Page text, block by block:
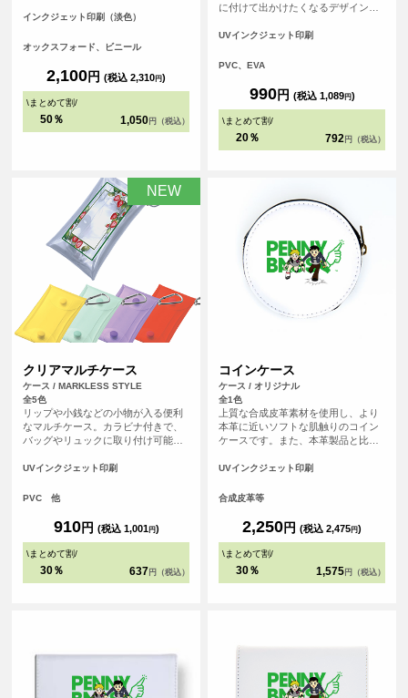
っておくこともできちゃいます。う
に！
インクジェット印刷（淡色）
オックスフォード、ビニール
2,100円 (税込 2,310円)
\まとめて割/
50％ 1,050 円（税込）
に付けて出かけたくなるデザインで
で推し活を楽しもう。表面はクリア
て、裏面にオリジナルデザインをプ
UVインクジェット印刷
PVC、EVA
990円 (税込 1,089円)
\まとめて割/
20％ 792 円（税込）
NEW
クリアマルチケース
ケース / MARKLESS STYLE
全5色
リップや小銭などの小物が入る便利
なマルチケース。カラビナ付きで、
バッグやリュックに取り付け可能。
イズ感で、推し活グッズの持ち歩き
目安サイズ：約W63×H88（mm）程
イズ：約W65×H100～105（mm）程
度収納可<br> ※あくまで収納目安に
なります。
UVインクジェット印刷
PVC 他
910円 (税込 1,001円)
\まとめて割/
30％ 637 円（税込）
コインケース
ケース / オリジナル
全1色
上質な合成皮革素材を使用し、より
本革に近いソフトな肌触りのコイン
ケースです。また、本革製品と比
態を保てます。ファスナーが半分以
のもポイント！ちょっとした小物入
UVインクジェット印刷
合成皮革等
2,250円 (税込 2,475円)
\まとめて割/
30％ 1,575 円（税込）